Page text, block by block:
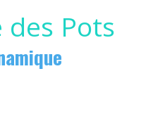
des Pots